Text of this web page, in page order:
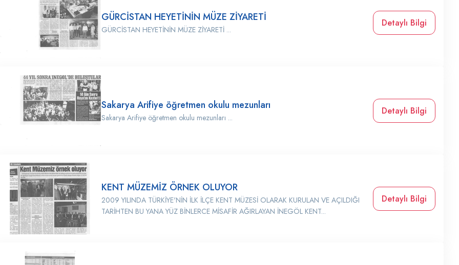
GÜRCİSTAN HEYETİNİN MÜZE ZİYARETİ
GÜRCİSTAN HEYETİNİN MÜZE ZİYARETİ ...
Detaylı Bilgi
Sakarya Arifiye öğretmen okulu mezunları
Sakarya Arifiye öğretmen okulu mezunları ...
Detaylı Bilgi
KENT MÜZEMİZ ÖRNEK OLUYOR
2009 YILINDA TÜRKİYE'NİN İLK İLÇE KENT MÜZESİ OLARAK KURULAN VE AÇILDIĞI
TARİHTEN BU YANA YÜZ BİNLERCE MİSAFİR AĞIRLAYAN İNEGÖL KENT...
Detaylı Bilgi